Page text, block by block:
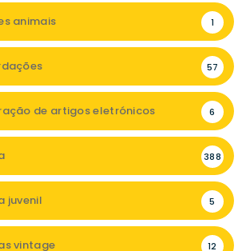
animais 1
57
de artigos eletrónicos 6
388
juvenil 5
vintage 12